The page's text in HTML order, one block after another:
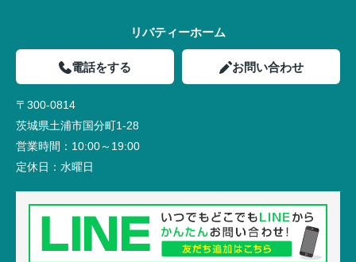
リバティーホーム
電話をする お問い合わせ
〒300-0814
茨城県土浦市国分町1-28
営業時間： 10:00～19:00
定休日： 水曜日